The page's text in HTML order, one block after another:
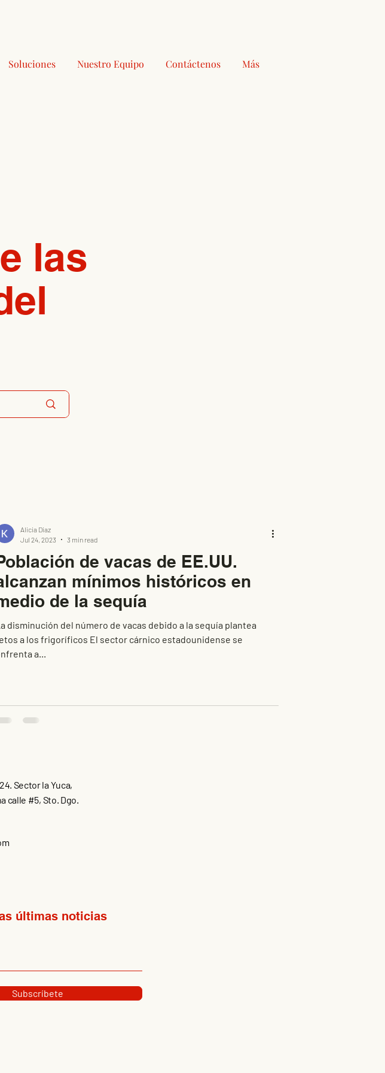
Soluciones Nuestro Equipo Contáctenos Más
las
de vacas de EE.UU.
mínimos históricos en
de la sequía
disminución del número de vacas debido a la sequía plantea
a los frigoríficos El sector cárnico estadounidense se
a...
Alicia Diaz
Jul 24, 2023
3 min read
Sector la Yuca,
calle #5, Sto. Dgo.
últimas noticias
Subscríbete